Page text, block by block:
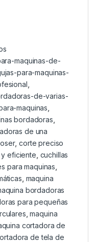
maquinas-de-
para-maquinas-
de-varias-
maquinas
bordadoras
de una
,corte preciso
eficiente cuchillas
para maquinas
maquina
bordadoras
para pequeñas
,maquina
cortadora de
de tela de